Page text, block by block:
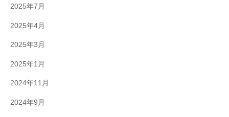
2025年7月
2025年4月
2025年3月
2025年1月
2024年11月
2024年9月